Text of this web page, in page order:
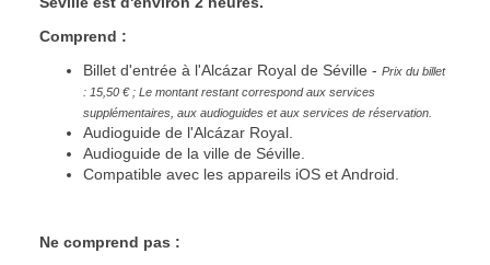
Comprend :
Billet d'entrée à l'Alcázar Royal de Séville - Prix du billet
: 15,50 € ; Le montant restant correspond aux services
supplémentaires, aux audioguides et aux services de réservation.
Audioguide de l'Alcázar Royal.
Audioguide de la ville de Séville.
Compatible avec les appareils iOS et Android.
Ne comprend pas :